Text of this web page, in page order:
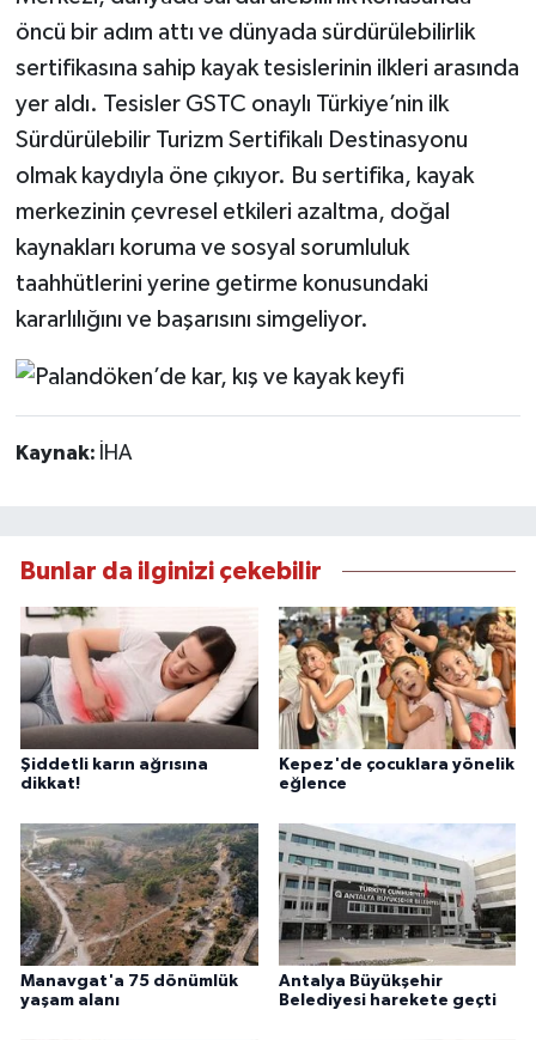
öncü bir adım attı ve dünyada sürdürülebilirlik
sertifikasına sahip kayak tesislerinin ilkleri arasında
yer aldı. Tesisler GSTC onaylı Türkiye’nin ilk
Sürdürülebilir Turizm Sertifikalı Destinasyonu
olmak kaydıyla öne çıkıyor. Bu sertifika, kayak
merkezinin çevresel etkileri azaltma, doğal
kaynakları koruma ve sosyal sorumluluk
taahhütlerini yerine getirme konusundaki
kararlılığını ve başarısını simgeliyor.
Kaynak: İHA
Bunlar da ilginizi çekebilir
Şiddetli karın ağrısına
dikkat!
Kepez'de çocuklara yönelik
eğlence
Manavgat'a 75 dönümlük
yaşam alanı
Antalya Büyükşehir
Belediyesi harekete geçti